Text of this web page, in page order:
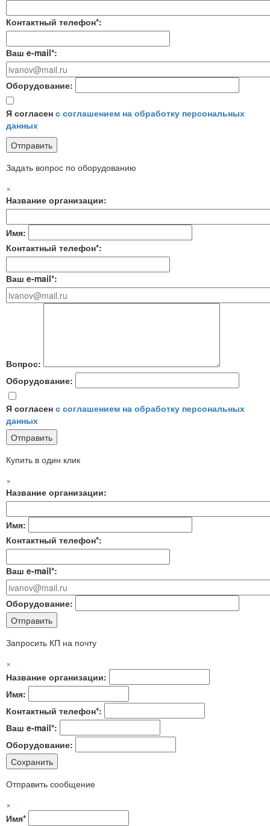
Контактный телефон*:
Ваш e-mail*:
Оборудование:
Я согласен с соглашением на обработку персональных
данных
Задать вопрос по оборудованию
×
Название организации:
Имя:
Контактный телефон*:
Ваш e-mail*:
Вопрос:
Оборудование:
Я согласен с соглашением на обработку персональных
данных
Купить в один клик
×
Название организации:
Имя:
Контактный телефон*:
Ваш e-mail*:
Оборудование:
Запросить КП на почту
×
Название организации:
Имя:
Контактный телефон*:
Ваш e-mail*:
Оборудование:
Отправить сообщение
×
Имя*